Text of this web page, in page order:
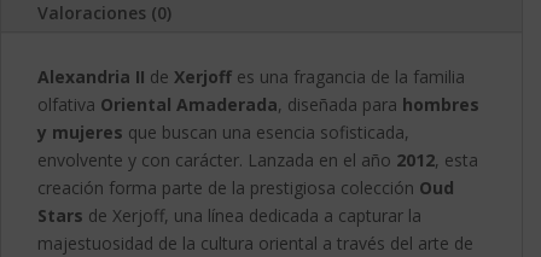
Valoraciones (0)
Alexandria II de Xerjoff es una fragancia de la familia
olfativa Oriental Amaderada, diseñada para hombres
y mujeres que buscan una esencia sofisticada,
envolvente y con carácter. Lanzada en el año 2012, esta
creación forma parte de la prestigiosa colección Oud
Stars de Xerjoff, una línea dedicada a capturar la
majestuosidad de la cultura oriental a través del arte de